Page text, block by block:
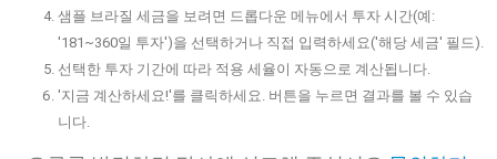
샘플 브라질 세금을 보려면 드롭다운 메뉴에서 투자 시간(예:
'181~360일 투자')을 선택하거나 직접 입력하세요('해당 세금' 필드).
선택한 투자 기간에 따라 적용 세율이 자동으로 계산됩니다.
'지금 계산하세요!'를 클릭하세요. 버튼을 누르면 결과를 볼 수 있습
니다.